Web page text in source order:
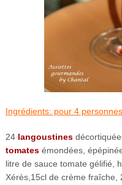
Ingrédients: pour 4 personnes
24 langoustines
tomatesémondées,
litre de sauce tomate gélifié,
Xérès,15cl de crème fraîche,